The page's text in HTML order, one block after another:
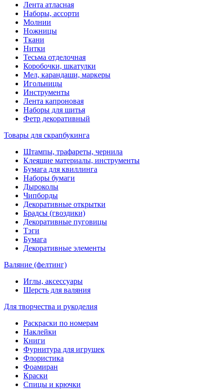
Лента атласная
Наборы, ассорти
Молнии
Ножницы
Ткани
Нитки
Тесьма отделочная
Коробочки, шкатулки
Мел, карандаши, маркеры
Игольницы
Инструменты
Лента капроновая
Наборы для шитья
Фетр декоративный
Товары для скрапбукинга
Штампы, трафареты, чернила
Клеящие материалы, инструменты
Бумага для квиллинга
Наборы бумаги
Дыроколы
Чипборды
Декоративные открытки
Брадсы (гвоздики)
Декоративные пуговицы
Тэги
Бумага
Декоративные элементы
Валяние (фелтинг)
Иглы, аксессуары
Шерсть для валяния
Для творчества и рукоделия
Раскраски по номерам
Наклейки
Книги
Фурнитура для игрушек
Флористика
Фоамиран
Краски
Спицы и крючки